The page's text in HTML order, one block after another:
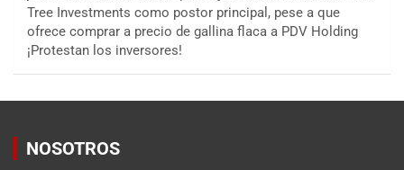
Tree Investments como postor principal, pese a que
ofrece comprar a precio de gallina flaca a PDV Holding
¡Protestan los inversores!
NOSOTROS